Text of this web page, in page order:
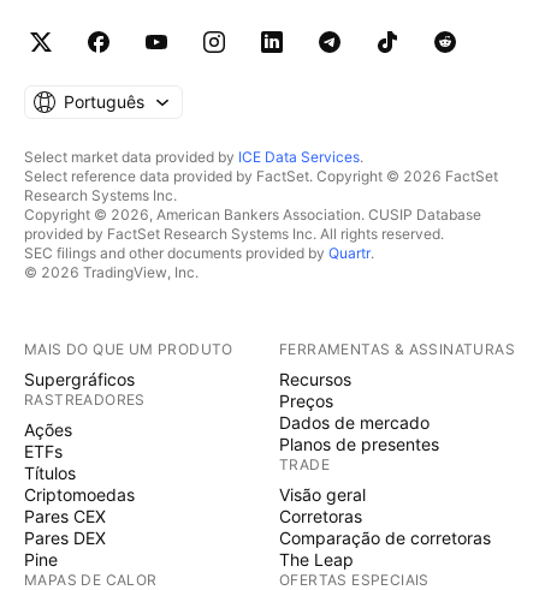
Português
Select market data provided by ICE Data Services.
Select reference data provided by FactSet. Copyright © 2026 FactSet
Research Systems Inc.
Copyright © 2026, American Bankers Association. CUSIP Database
provided by FactSet Research Systems Inc. All rights reserved.
SEC filings and other documents provided by Quartr.
© 2026 TradingView, Inc.
MAIS DO QUE UM PRODUTO
Supergráficos
RASTREADORES
Ações
ETFs
Títulos
Criptomoedas
Pares CEX
Pares DEX
Pine
MAPAS DE CALOR
FERRAMENTAS & ASSINATURAS
Recursos
Preços
Dados de mercado
Planos de presentes
TRADE
Visão geral
Corretoras
Comparação de corretoras
The Leap
OFERTAS ESPECIAIS